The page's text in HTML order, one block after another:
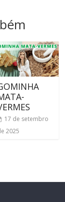
17 de setembro
2025